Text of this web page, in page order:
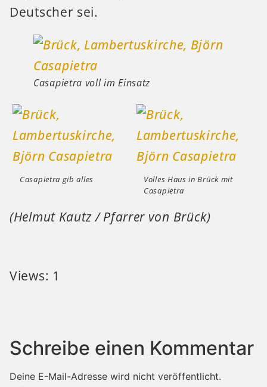
Deutscher sei.
Casapietra voll im Einsatz
Casapietra gib alles
Volles Haus in Brück mit
Casapietra
(Helmut Kautz / Pfarrer von Brück)
Views: 1
Schreibe einen Kommentar
Deine E-Mail-Adresse wird nicht veröffentlicht.